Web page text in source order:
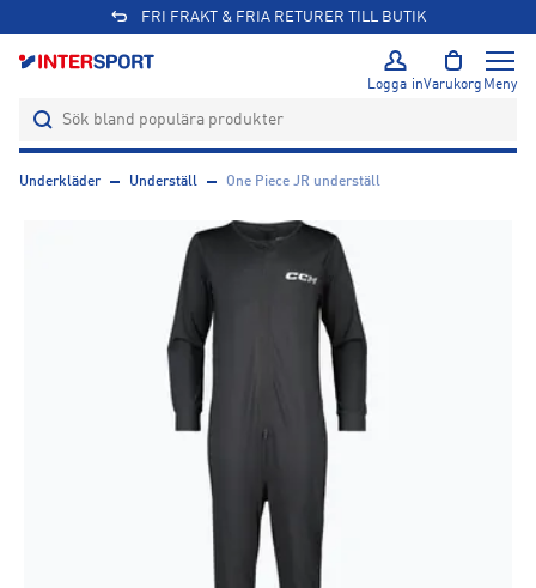
FRI FRAKT & FRIA RETURER TILL BUTIK
Logga inVarukorg Meny
Underkläder Underställ One Piece JR underställ